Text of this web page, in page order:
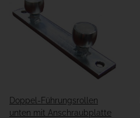
Doppel-Führungsrollen
unten mit Anschraubplatte